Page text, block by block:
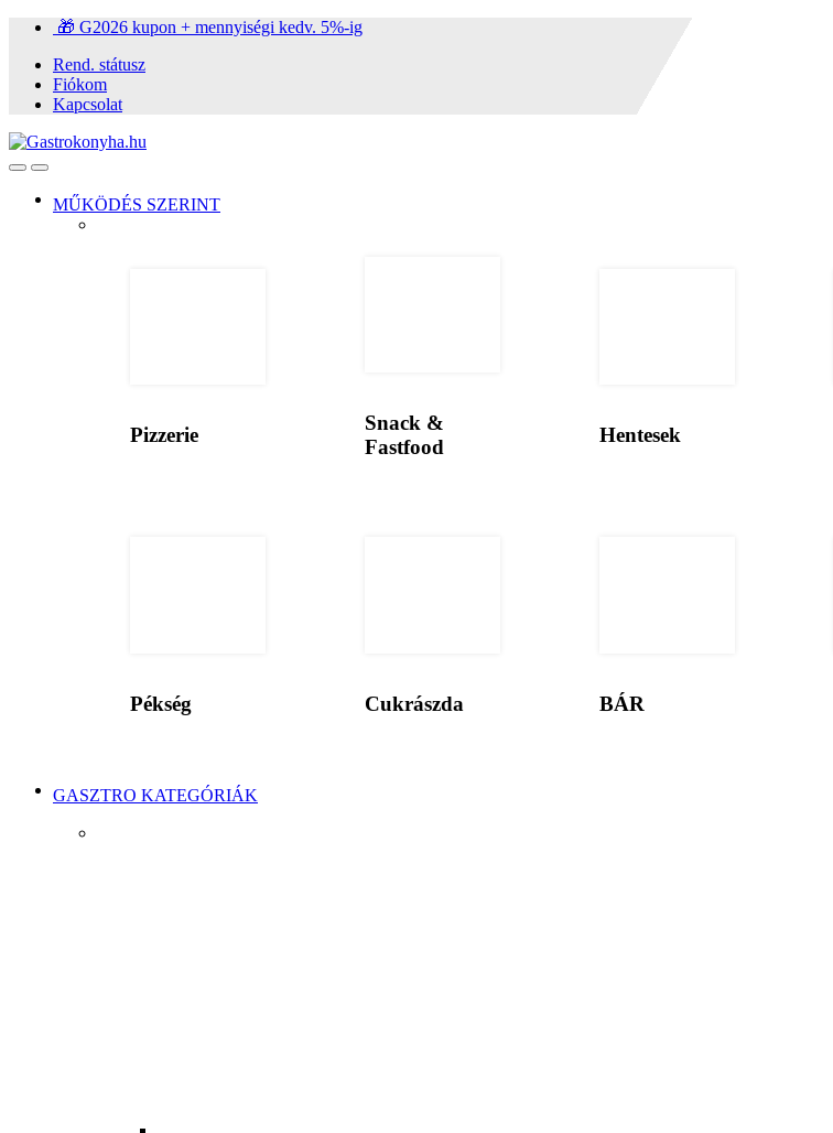
Ugrás
navigációhoz
Ugrás
tartalomra
🎁 G2026 kupon + mennyiségi kedv. 5%-ig
Rend. státusz
Fiókom
Kapcsolat
OpenClose
MŰKÖDÉS SZERINT
Pizzerie
Snack &
Fastfood
Hentesek
Pékség Cukrászda BÁR
GASZTRO KATEGÓRIÁK